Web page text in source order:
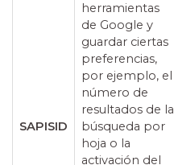
SAPISID
herramientas
de Google y
guardar ciertas
preferencias,
por ejemplo, el
número de
resultados de la
búsqueda por
hoja o la
activación del